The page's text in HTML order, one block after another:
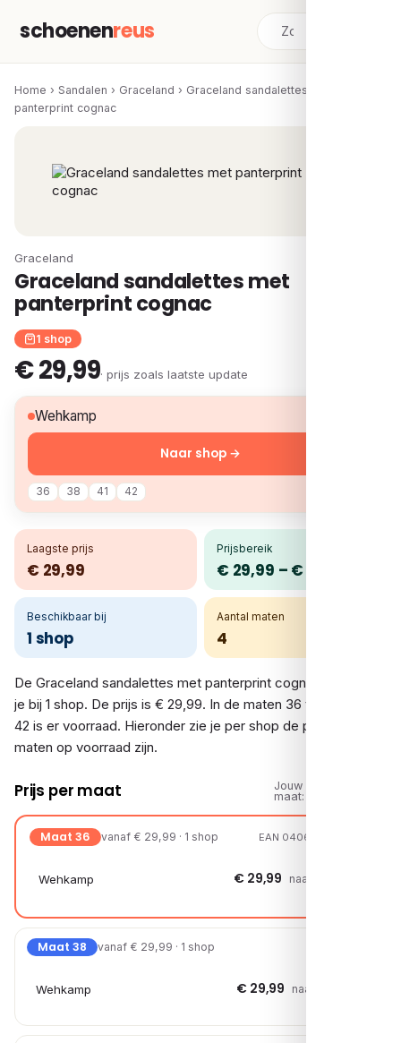
schoenenreus
Home › Sandalen › Graceland › Graceland sandalettes met
panterprint cognac
Graceland
Graceland sandalettes met
panterprint cognac
1 shop
€ 29,99· prijs zoals laatste update
Wehkamp
36 38 41 42
Naar shop →
Laagste prijs
€ 29,99
Prijsbereik
€ 29,99 – € 29,99
Beschikbaar bij
1 shop
Aantal maten
4
De Graceland sandalettes met panterprint cognac vergelijk
je bij 1 shop. De prijs is € 29,99. In de maten 36 tot en met
42 is er voorraad. Hieronder zie je per shop de prijs en welke
maten op voorraad zijn.
Prijs per maat
Jouw
maat:
Maat 36 vanaf € 29,99 · 1 shop EAN 04067797170299
Wehkamp € 29,99 naar shop →
Maat 38 vanaf € 29,99 · 1 shop
Wehkamp € 29,99 naar shop →